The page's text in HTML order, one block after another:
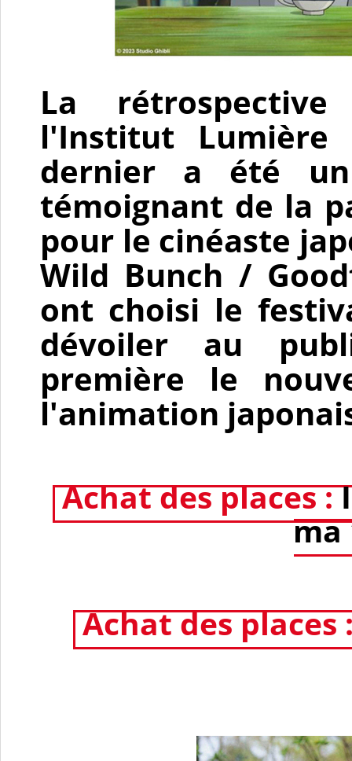
La
l'Institut
dernier a été un
témoignant de la
pour le cinéaste
Wild Bunch /
ont choisi le
dévoiler au
première le
l'animation
Achat des places :
ma
Achat des places